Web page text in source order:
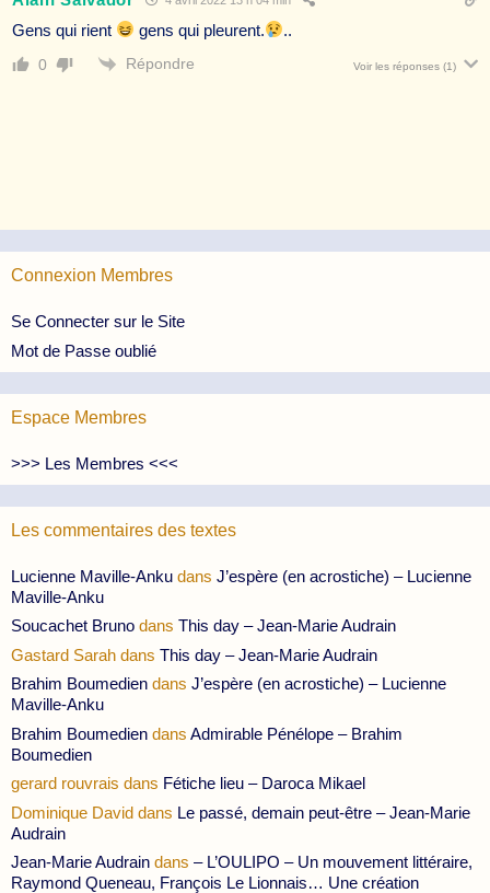
Gens qui rient gens qui pleurent. ..
0 Répondre Voir les réponses (1)
Connexion Membres
Se Connecter sur le Site
Mot de Passe oublié
Espace Membres
>>> Les Membres <<<
Les commentaires des textes
Lucienne Maville-Anku dans J’espère (en acrostiche) – Lucienne
Maville-Anku
Soucachet Bruno dans This day – Jean-Marie Audrain
Gastard Sarah dans This day – Jean-Marie Audrain
Brahim Boumedien dans J’espère (en acrostiche) – Lucienne
Maville-Anku
Brahim Boumedien dans Admirable Pénélope – Brahim
Boumedien
gerard rouvrais dans Fétiche lieu – Daroca Mikael
Dominique David dans Le passé, demain peut-être – Jean-Marie
Audrain
Jean-Marie Audrain dans – L’OULIPO – Un mouvement littéraire,
Raymond Queneau, François Le Lionnais… Une création